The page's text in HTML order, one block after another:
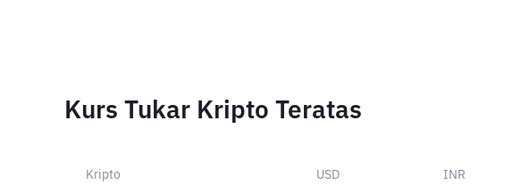
Kurs Tukar Kripto Teratas
Kripto USD INR